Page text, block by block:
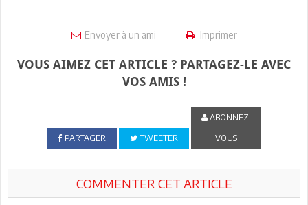
Envoyer à un ami Imprimer
VOUS AIMEZ CET ARTICLE ? PARTAGEZ-LE AVEC
VOS AMIS !
PARTAGER TWEETER
ABONNEZ-
VOUS
COMMENTER CET ARTICLE